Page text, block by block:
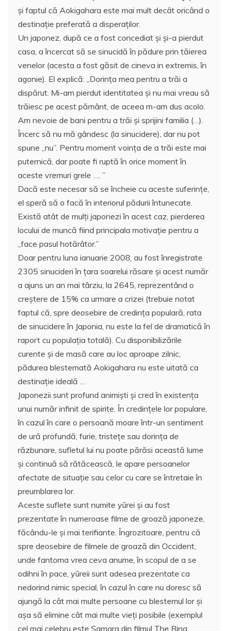
şi faptul că Aokigahara este mai mult decât oricând o
destinaţie preferată a disperaţilor.
Un japonez, după ce a fost concediat şi şi-a pierdut
casa, a încercat să se sinucidă în pădure prin tăierea
venelor (acesta a fost găsit de cineva in extremis, în
agonie). El explică: „Dorinţa mea pentru a trăi a
dispărut. Mi-am pierdut identitatea şi nu mai vreau să
trăiesc pe acest pământ, de aceea m-am dus acolo.
Am nevoie de bani pentru a trăi şi sprijini familia (…).
Încerc să nu mă gândesc (la sinucidere), dar nu pot
spune „nu”. Pentru moment voinţa de a trăi este mai
puternică, dar poate fi ruptă în orice moment în
aceste vremuri grele …. ”
Dacă este necesar să se încheie cu aceste suferinţe,
el speră să o facă în interiorul pădurii întunecate.
Există atât de mulţi japonezi în acest caz, pierderea
locului de muncă fiind principala motivaţie pentru a
„face pasul hotărâtor.”
Doar pentru luna ianuarie 2008, au fost înregistrate
2305 sinucideri în ţara soarelui răsare şi acest număr
a ajuns un an mai târziu, la 2645, reprezentând o
creştere de 15% ca urmare a crizei (trebuie notat
faptul că, spre deosebire de credinţa populară, rata
de sinucidere în Japonia, nu este la fel de dramatică în
raport cu populaţia totală). Cu disponibilizările
curente şi de masă care au loc aproape zilnic,
pădurea blestemată Aokigahara nu este uitată ca
destinaţie ideală …
Japonezii sunt profund animişti şi cred în existenţa
unui număr infinit de spirite. În credinţele lor populare,
în cazul în care o persoană moare într-un sentiment
de ură profundă, furie, tristeţe sau dorinţa de
răzbunare, sufletul lui nu poate părăsi această lume
şi continuă să rătăcească, le apare persoanelor
afectate de situaţie sau celor cu care se întretaie în
preumblarea lor.
Aceste suflete sunt numite yūrei şi au fost
prezentate în numeroase filme de groază japoneze,
făcându-le şi mai terifiante. Îngrozitoare, pentru că
spre deosebire de filmele de groază din Occident,
unde fantoma vrea ceva anume, în scopul de a se
odihni în pace, yūreii sunt adesea prezentate ca
nedorind nimic special, în cazul în care nu doresc să
ajungă la cât mai multe persoane cu blestemul lor şi
aşa să elimine cât mai multe vieţi posibile (exemplul
cel mai celebru este Samara din filmul The Ring,